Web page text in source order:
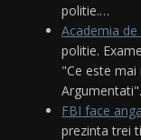
politie.…
Academia
politie.
"Ce este mai
FBI face
prezinta trei